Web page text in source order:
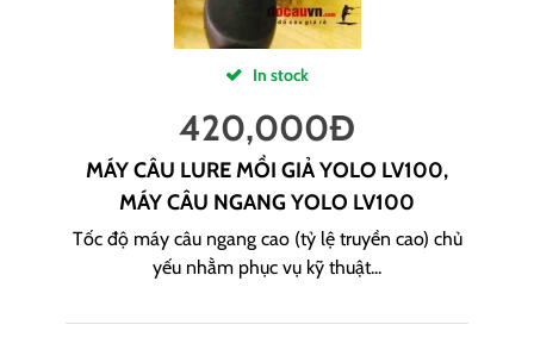
In stock
420,000Đ
MÁY CÂU LURE MỒI GIẢ YOLO LV100,
MÁY CÂU NGANG YOLO LV100
Tốc độ máy câu ngang cao (tỷ lệ truyền cao) chủ
yếu nhằm phục vụ kỹ thuật...